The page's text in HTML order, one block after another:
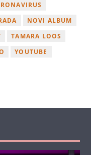
NOVI ALBUM
TAMARA LOOS
YOUTUBE